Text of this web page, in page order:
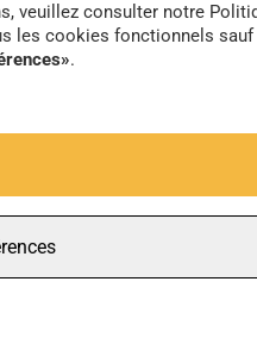
est le pays de tous
ses villes fait partie
sont pleines de
veuillez consulter notre
les cookies fonctionnels sauf
.